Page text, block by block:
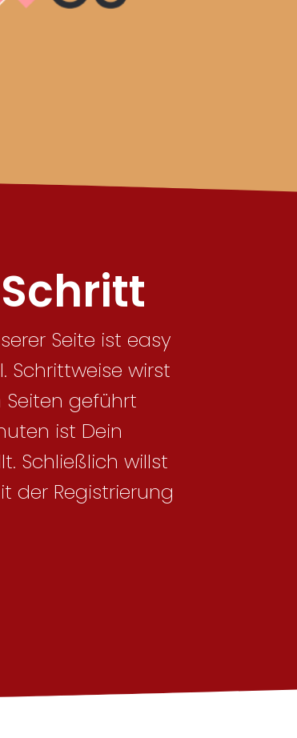
Seite ist easy
Schrittweise wirst
Seiten geführt
ist Dein
Schließlich willst
der Registrierung